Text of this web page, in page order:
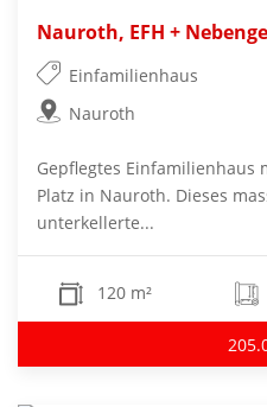
Nauroth, EFH +
Einfamilienhaus
Nauroth
Gepflegtes Einfamilienhaus
Platz in Nauroth. Dieses
unterkellerte...
120 m²